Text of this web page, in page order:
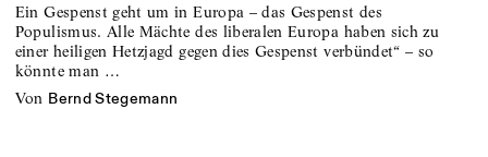
Ein Gespenst geht um in Europa – das Gespenst des
Populismus. Alle Mächte des liberalen Europa haben sich zu
einer heiligen Hetzjagd gegen dies Gespenst verbündet“ – so
könnte man …
von Bernd Stegemann